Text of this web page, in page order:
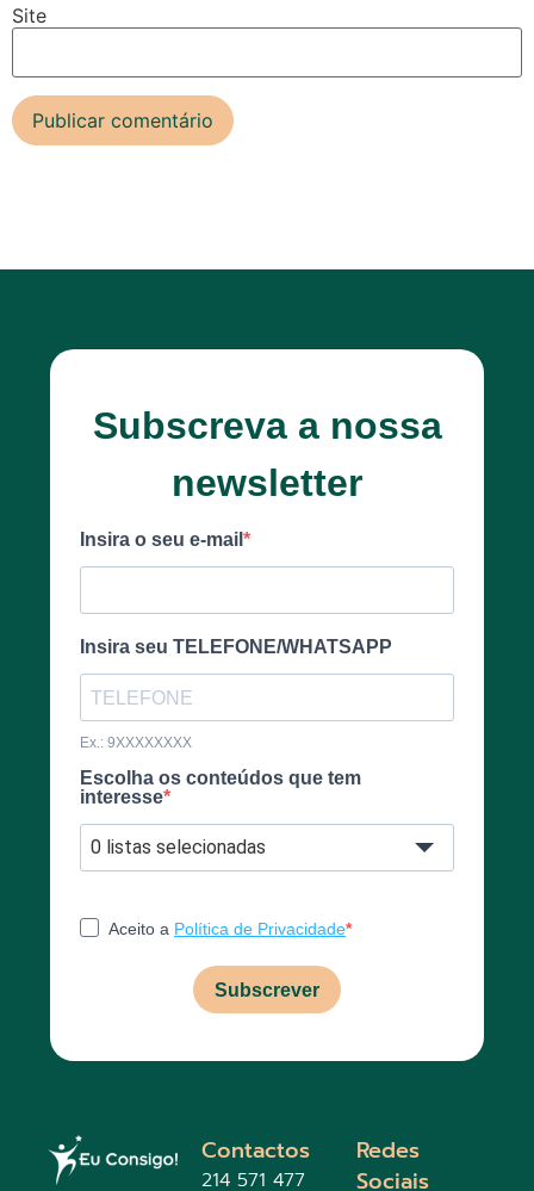
Site
Subscreva a nossa
newsletter
Insira o seu e-mail
Insira seu TELEFONE/WHATSAPP
Ex.: 9XXXXXXXX
Escolha os conteúdos que tem
interesse
0 listas selecionadas
Aceito a Política de Privacidade
Subscrever
Contactos
214 571 477
Redes
Sociais